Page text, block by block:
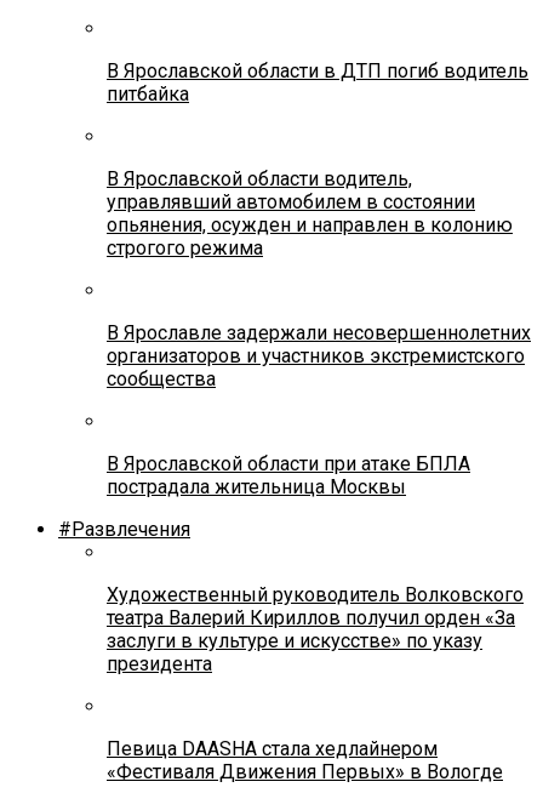
В Ярославской области в ДТП погиб водитель
питбайка
В Ярославской области водитель,
управлявший автомобилем в состоянии
опьянения, осужден и направлен в колонию
строгого режима
В Ярославле задержали несовершеннолетних
организаторов и участников экстремистского
сообщества
В Ярославской области при атаке БПЛА
пострадала жительница Москвы
#Развлечения
Художественный руководитель Волковского
театра Валерий Кириллов получил орден «За
заслуги в культуре и искусстве» по указу
президента
Певица DAASHA стала хедлайнером
«Фестиваля Движения Первых» в Вологде